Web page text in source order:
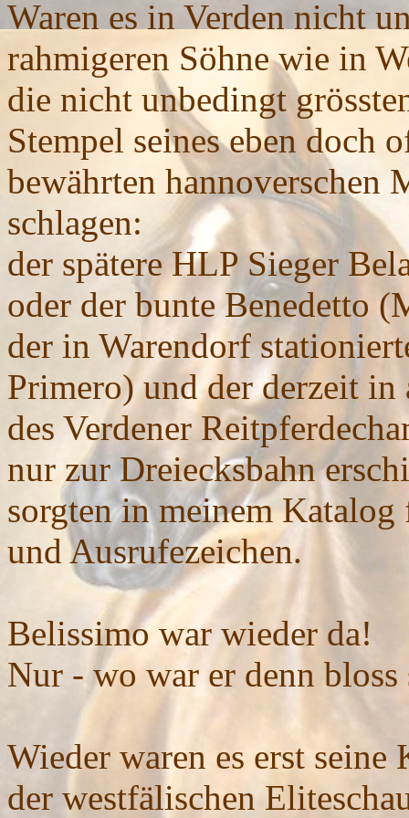
Waren es in Verden nicht
rahmigeren Söhne wie in
die nicht unbedingt
Stempel seines eben doch
bewährten hannoverschen
schlagen:
der spätere HLP Sieger
oder der bunte Benedetto
der in Warendorf
Primero) und der derzeit in
des Verdener
nur zur Dreiecksbahn
sorgten in meinem
und Ausrufezeichen.
Belissimo war wieder da!
Nur - wo war er denn bloss
Wieder waren es erst
der westfälischen